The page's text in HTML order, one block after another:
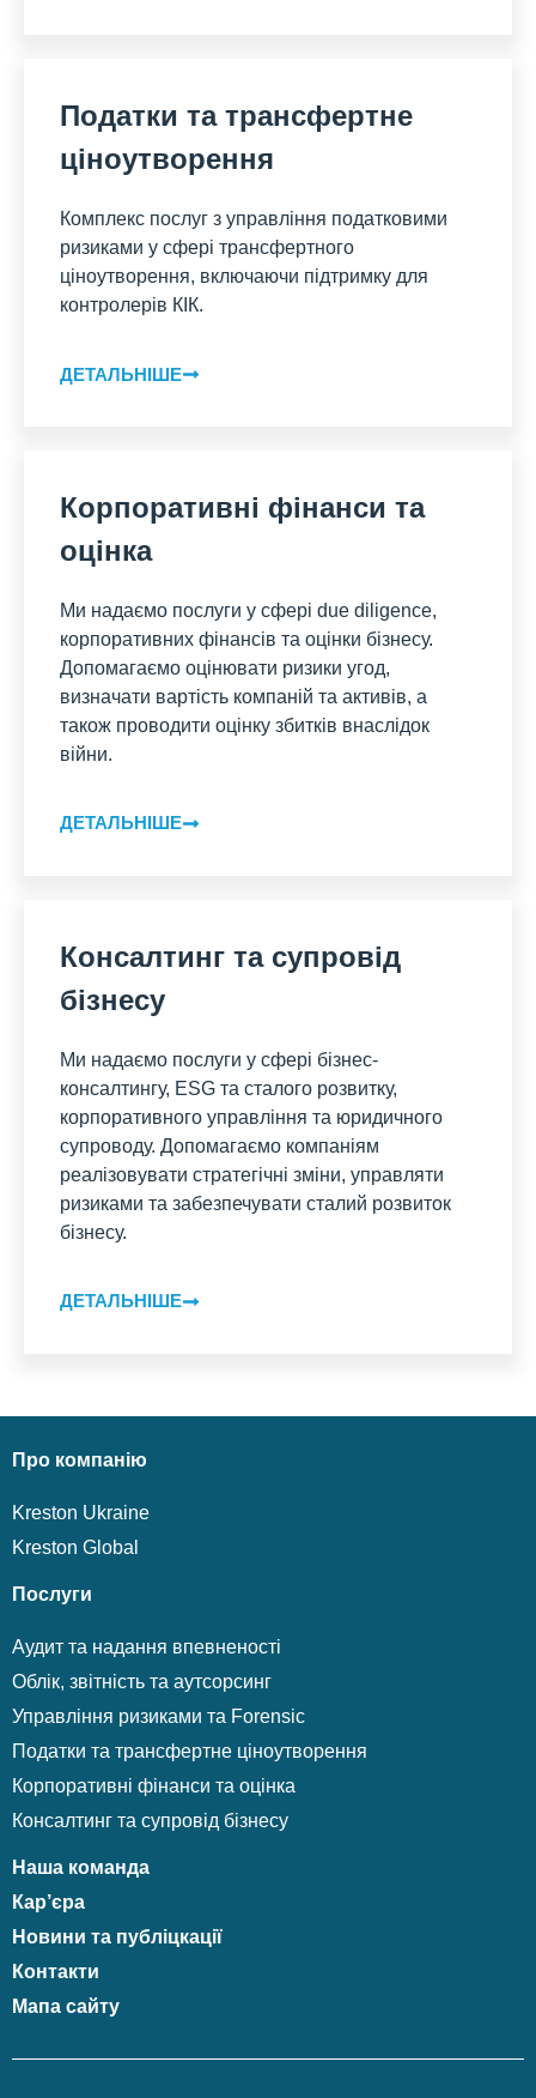
Податки та трансфертне
ціноутворення
Комплекс послуг з управління податковими
ризиками у сфері трансфертного
ціноутворення, включаючи підтримку для
контролерів КІК.
ДЕТАЛЬНІШЕ
Корпоративні фінанси та
оцінка
Ми надаємо послуги у сфері due diligence,
корпоративних фінансів та оцінки бізнесу.
Допомагаємо оцінювати ризики угод,
визначати вартість компаній та активів, а
також проводити оцінку збитків внаслідок
війни.
ДЕТАЛЬНІШЕ
Консалтинг та супровід
бізнесу
Ми надаємо послуги у сфері бізнес-
консалтингу, ESG та сталого розвитку,
корпоративного управління та юридичного
супроводу. Допомагаємо компаніям
реалізовувати стратегічні зміни, управляти
ризиками та забезпечувати сталий розвиток
бізнесу.
ДЕТАЛЬНІШЕ
Про компанію
Kreston Ukraine
Kreston Global
Послуги
Аудит та надання впевненості
Облік, звітність та аутсорсинг
Управління ризиками та Forensic
Податки та трансфертне ціноутворення
Корпоративні фінанси та оцінка
Консалтинг та супровід бізнесу
Наша команда
Кар’єра
Новини та публіцкації
Контакти
Мапа сайту